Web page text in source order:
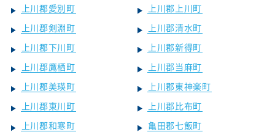
上川郡愛別町
上川郡上川町
上川郡剣淵町
上川郡清水町
上川郡下川町
上川郡新得町
上川郡鷹栖町
上川郡当麻町
上川郡美瑛町
上川郡東神楽町
上川郡東川町
上川郡比布町
上川郡和寒町
亀田郡七飯町